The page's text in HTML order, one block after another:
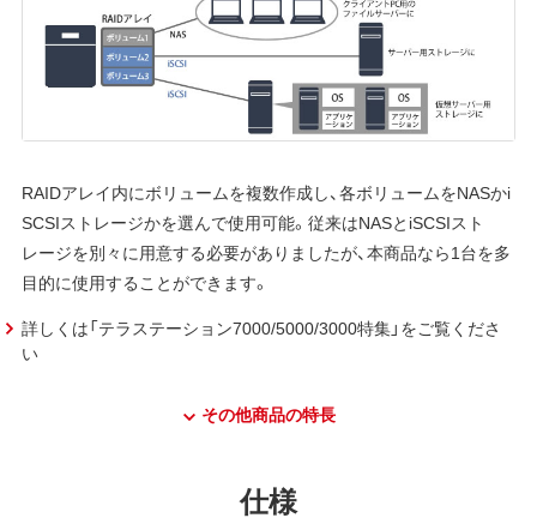
RAIDアレイ内にボリュームを複数作成し、各ボリュームをNASかi
SCSIストレージかを選んで使用可能。従来はNASとiSCSIスト
レージを別々に用意する必要がありましたが、本商品なら1台を多
目的に使用することができます。
詳しくは「テラステーション7000/5000/3000特集」をご覧くださ
い
その他商品の特長
仕様